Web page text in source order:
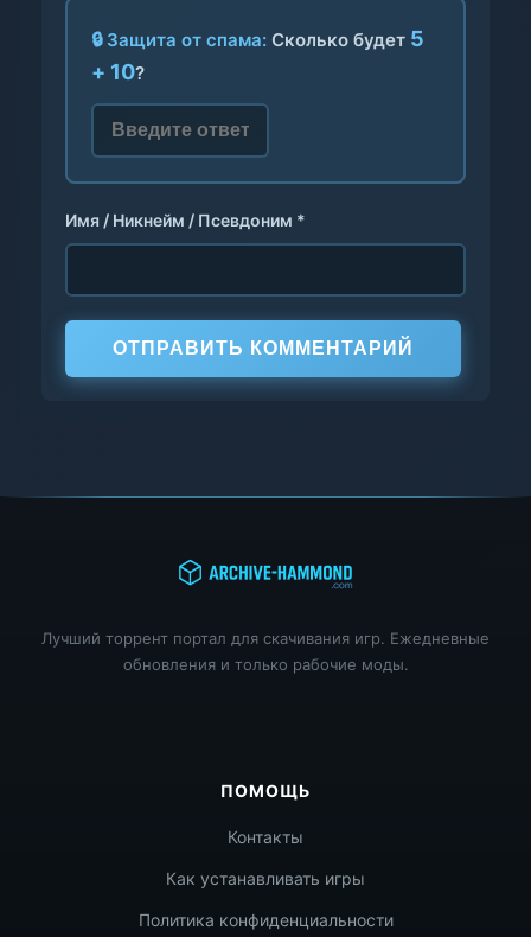
🔒 Защита от спама: Сколько будет 5
+ 10?
Имя / Никнейм / Псевдоним *
ОТПРАВИТЬ КОММЕНТАРИЙ
Лучший торрент портал для скачивания игр. Ежедневные
обновления и только рабочие моды.
ПОМОЩЬ
Контакты
Как устанавливать игры
Политика конфиденциальности